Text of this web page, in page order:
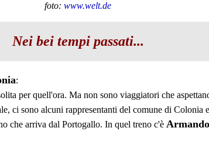
foto: www.welt.de
Nei bei tempi passati...
:
per quell'ora. Ma non sono viaggiatori che
ci sono alcuni rappresentanti del comune di Colonia
che arriva dal Portogallo. In quel treno c'è